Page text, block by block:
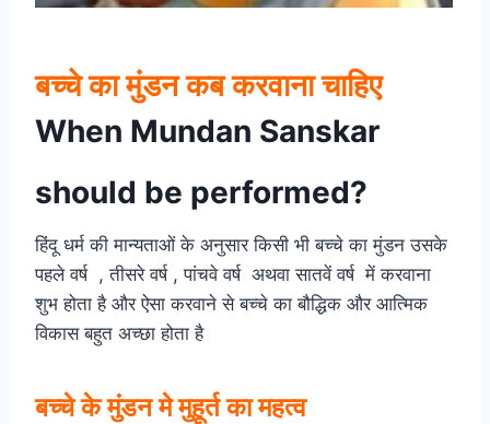
बच्चे का मुंडन कब करवाना चाहिए
When Mundan Sanskar
should be performed?
हिंदू धर्म की मान्यताओं के अनुसार किसी भी बच्चे का मुंडन उसके
पहले वर्ष , तीसरे वर्ष , पांचवे वर्ष अथवा सातवें वर्ष में करवाना
शुभ होता है और ऐसा करवाने से बच्चे का बौद्धिक और आत्मिक
विकास बहुत अच्छा होता है
बच्चे के मुंडन मे मुहूर्त का महत्व